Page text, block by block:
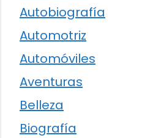
Autobiografía
Automotriz
Automóviles
Aventuras
Belleza
Biografía